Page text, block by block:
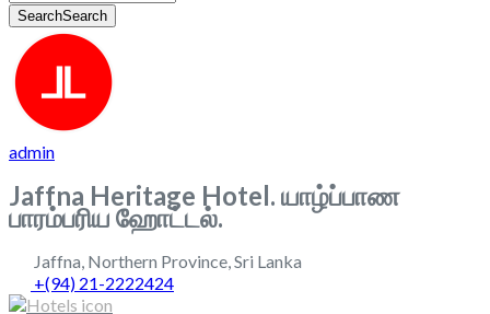
SearchSearch
admin
Jaffna Heritage Hotel. யாழ்ப்பாண
பாரம்பரிய ஹோட்டல்.
Jaffna Northern Province Sri Lanka
+(94) 21-2222424